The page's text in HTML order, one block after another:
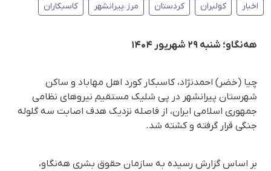
اخبار کولبران کردستان مرز پیرانشهر کاسبکاران
هه‌نگاو؛ شنبه ۲۹ شهریور ۱۴۰۴
چیا (خضر) احمدنژاد، کاسبکار کورد اهل مهاباد و ساکن
شهرستان پیرانشهر در پی شلیک مستقیم نیروهای نظامی
جمهوری اسلامی ایران، از فاصله نزدیک هدف اصابت سه گلوله
جنگی قرار گرفته و کشته شد.
بر اساس گزارش رسیده به سازمان حقوق بشری هه‌نگاو،